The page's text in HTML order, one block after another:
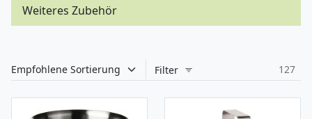
Weiteres Zubehör
Filter 127